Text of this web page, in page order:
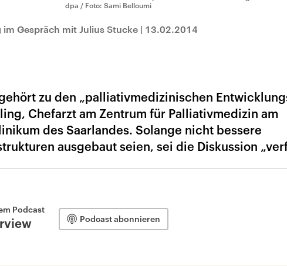
dpa / Foto: Sami Belloumi
Gespräch mit Julius Stucke | 13.02.2014
zu den „palliativmedizinischen
Chefarzt am Zentrum für Palliativmedizin am
des Saarlandes. Solange nicht bessere
ausgebaut seien, sei die Diskussion
Podcast
Podcast abonnieren